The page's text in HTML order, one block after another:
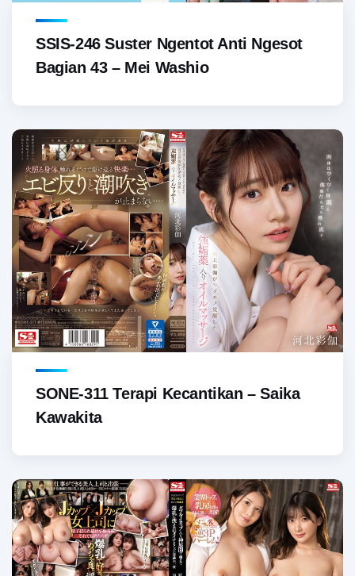
SSIS-246 Suster Ngentot Anti Ngesot
Bagian 43 – Mei Washio
SONE-311 Terapi Kecantikan – Saika
Kawakita